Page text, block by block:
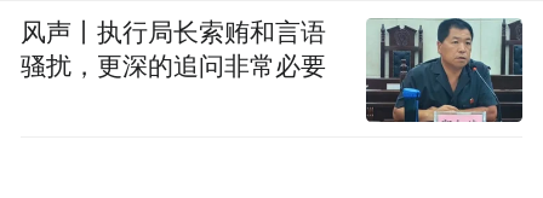
风声丨执行局长索贿和言语
骚扰，更深的追问非常必要